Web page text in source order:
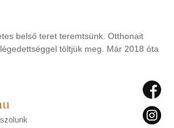
belső teret teremtsünk. Otthonait
töltjük meg. Már 2018 óta